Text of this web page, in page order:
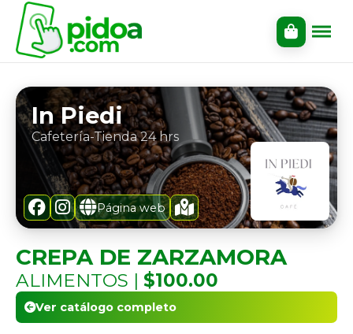
In Piedi
Cafetería-Tienda 24 hrs
Página web
CREPA DE ZARZAMORA
ALIMENTOS | $100.00
Ver catálogo completo